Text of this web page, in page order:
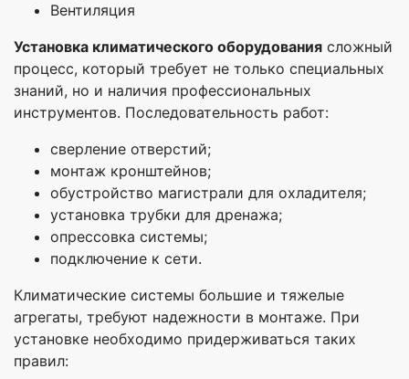
Вентиляция
Установка климатического оборудования сложный
процесс, который требует не только специальных
знаний, но и наличия профессиональных
инструментов. Последовательность работ:
сверление отверстий;
монтаж кронштейнов;
обустройство магистрали для охладителя;
установка трубки для дренажа;
опрессовка системы;
подключение к сети.
Климатические системы большие и тяжелые
агрегаты, требуют надежности в монтаже. При
установке необходимо придерживаться таких
правил: